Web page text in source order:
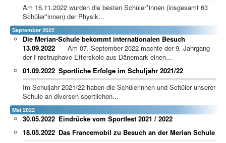
Am 16.11.2022 wurden die besten Schüler*innen (insgesamt 63
Schüler*innen) der Physik...
September 2022
Die Merian-Schule bekommt internationalen Besuch
13.09.2022
Am 07. September 2022 machte der 9. Jahrgang
der Frøstruphave Efterskole aus Dänemark einen...
Sportliche Erfolge im Schuljahr 2021/22
01.09.2022
Im Schuljahr 2021/22 haben die Schülerinnen und Schüler unserer
Schule an diversen sportlichen...
Mai 2022
Eindrücke vom Sportfest 2021 / 2022
30.05.2022
Das Francemobil zu Besuch an der Merian Schule
18.05.2022